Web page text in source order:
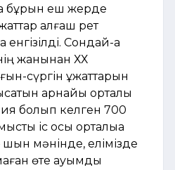
бұрын еш жерде
алғаш рет
Сондай-ақ
жанынан ХХ
сүргін құжаттарын
арнайы орталық
болып келген 700
іс осы орталыққа
мәнінде, елімізде
өте ауқымды